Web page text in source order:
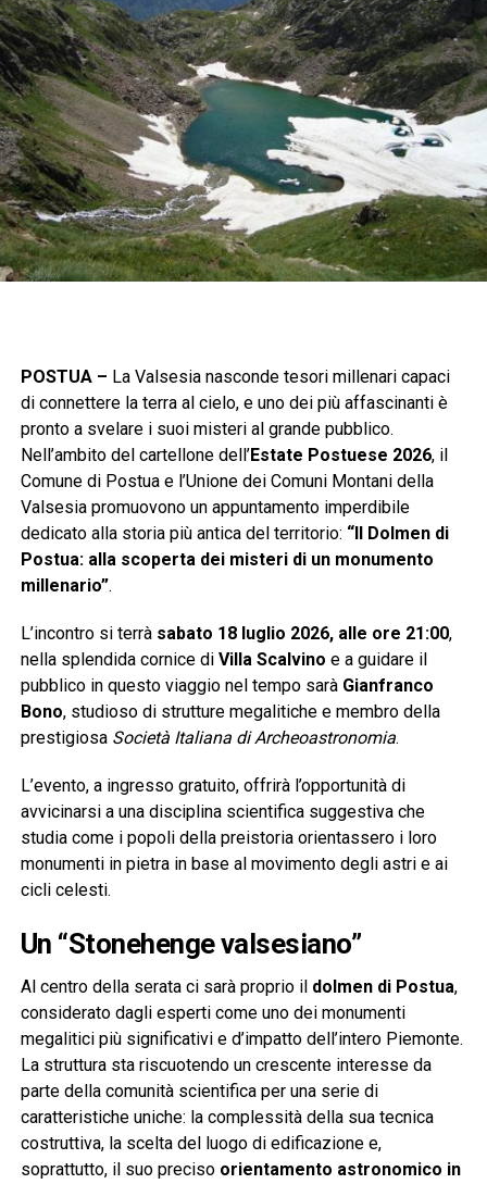
POSTUA – La Valsesia nasconde tesori millenari capaci
di connettere la terra al cielo, e uno dei più affascinanti è
pronto a svelare i suoi misteri al grande pubblico.
Nell’ambito del cartellone dell’Estate Postuese 2026, il
Comune di Postua e l’Unione dei Comuni Montani della
Valsesia promuovono un appuntamento imperdibile
dedicato alla storia più antica del territorio: “Il Dolmen di
Postua: alla scoperta dei misteri di un monumento
millenario”.
L’incontro si terrà sabato 18 luglio 2026, alle ore 21:00,
nella splendida cornice di Villa Scalvino e a guidare il
pubblico in questo viaggio nel tempo sarà Gianfranco
Bono, studioso di strutture megalitiche e membro della
prestigiosa Società Italiana di Archeoastronomia.
L’evento, a ingresso gratuito, offrirà l’opportunità di
avvicinarsi a una disciplina scientifica suggestiva che
studia come i popoli della preistoria orientassero i loro
monumenti in pietra in base al movimento degli astri e ai
cicli celesti.
Un “Stonehenge valsesiano”
Al centro della serata ci sarà proprio il dolmen di Postua,
considerato dagli esperti come uno dei monumenti
megalitici più significativi e d’impatto dell’intero Piemonte.
La struttura sta riscuotendo un crescente interesse da
parte della comunità scientifica per una serie di
caratteristiche uniche: la complessità della sua tecnica
costruttiva, la scelta del luogo di edificazione e,
soprattutto, il suo preciso orientamento astronomico in